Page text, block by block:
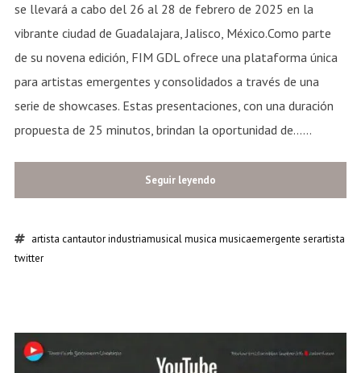
se llevará a cabo del 26 al 28 de febrero de 2025 en la
vibrante ciudad de Guadalajara, Jalisco, México.Como parte
de su novena edición, FIM GDL ofrece una plataforma única
para artistas emergentes y consolidados a través de una
serie de showcases. Estas presentaciones, con una duración
propuesta de 25 minutos, brindan la oportunidad de......
Seguir leyendo
artista cantautorindustriamusicalmusica musicaemergente serartista
twitter